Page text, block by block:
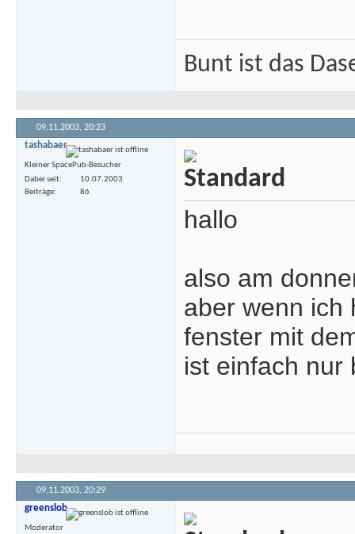
Bunt ist das
09.11.2003, 20:23
tashabaer
Kleiner SpacePub-Besucher
Dabei seit
10.07.2003
Beiträge
86
hallo
also am
aber wenn ich
fenster mit
ist einfach nur
09.11.2003, 20:29
greenslob
Moderator